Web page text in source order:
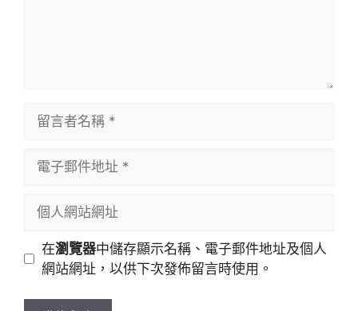
址
站
址
在瀏覽器中儲存顯示名稱、電子郵件地址及個人
網站網址，以供下次發佈留言時使用。